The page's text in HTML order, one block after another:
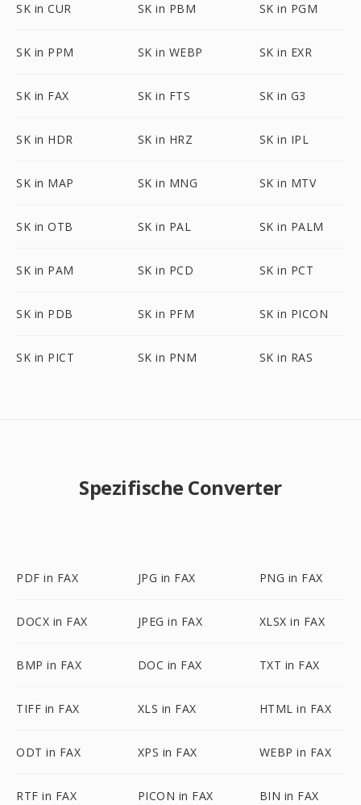
SK in CUR SK in PBM SK in PGM
SK in PPM SK in WEBP SK in EXR
SK in FAX SK in FTS SK in G3
SK in HDR SK in HRZ SK in IPL
SK in MAP SK in MNG SK in MTV
SK in OTB SK in PAL SK in PALM
SK in PAM SK in PCD SK in PCT
SK in PDB SK in PFM SK in PICON
SK in PICT SK in PNM SK in RAS
Spezifische Converter
PDF in FAX JPG in FAX PNG in FAX
DOCX in FAX JPEG in FAX XLSX in FAX
BMP in FAX DOC in FAX TXT in FAX
TIFF in FAX XLS in FAX HTML in FAX
ODT in FAX XPS in FAX WEBP in FAX
RTF in FAX PICON in FAX BIN in FAX